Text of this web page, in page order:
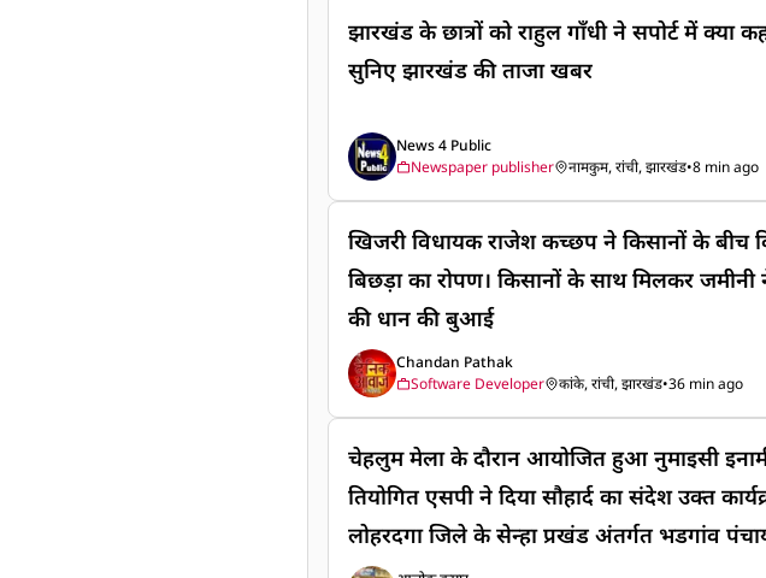
झारखंड के छात्रों को राहुल गाँधी ने सपोर्ट में क्या
सुनिए झारखंड की ताजा खबर
News 4 Public
Newspaper publisher
नामकुम, रांची, झारखंड•8 min ago
खिजरी विधायक राजेश कच्छप ने किसानों के बीच
बिछड़ा का रोपण। किसानों के साथ मिलकर जमीनी
की धान की बुआई
Chandan Pathak
Software Developer
कांके, रांची, झारखंड•36 min ago
चेहलुम मेला के दौरान आयोजित हुआ नुमाइसी
तियोगित एसपी ने दिया सौहार्द का संदेश उक्त
लोहरदगा जिले के सेन्हा प्रखंड अंतर्गत भडगांव